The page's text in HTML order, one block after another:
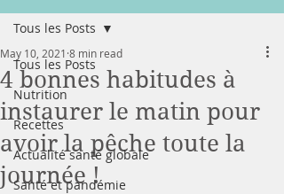
Tous les Posts
Nutrition
Recettes
Actualité santé globale
Santé et pandémie
Tous les Posts
4 bonnes habitudes à
instaurer le matin pour
avoir la pêche toute la
journée !
May 10, 2021 8 min read